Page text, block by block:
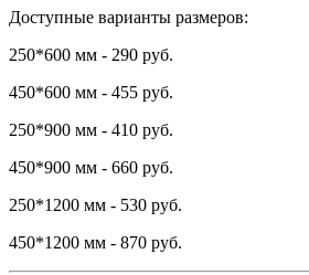
Доступные варианты размеров:
250*600 мм - 290 руб.
450*600 мм - 455 руб.
250*900 мм - 410 руб.
450*900 мм - 660 руб.
250*1200 мм - 530 руб.
450*1200 мм - 870 руб.